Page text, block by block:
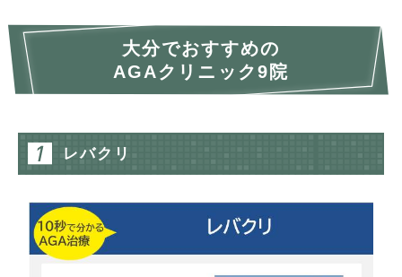
大分でおすすめの
AGAクリニック9院
レバクリ